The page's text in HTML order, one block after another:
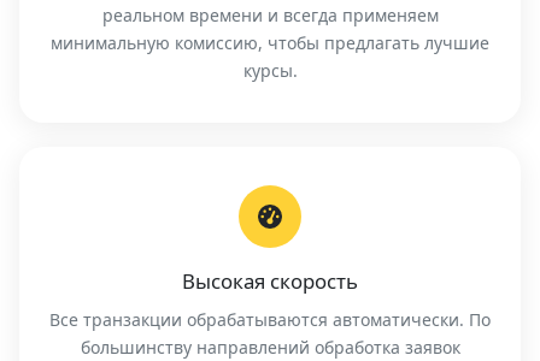
реальном времени и всегда применяем
минимальную комиссию, чтобы предлагать лучшие
курсы.
Высокая скорость
Все транзакции обрабатываются автоматически. По
большинству направлений обработка заявок